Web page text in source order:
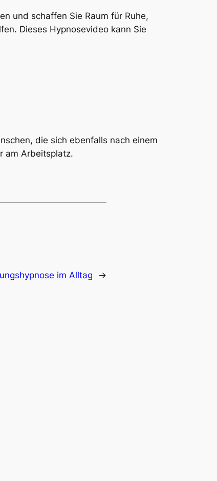
und schaffen Sie Raum für Ruhe,
Dieses Hypnosevideo kann Sie
die sich ebenfalls nach einem
am Arbeitsplatz.
im Alltag →